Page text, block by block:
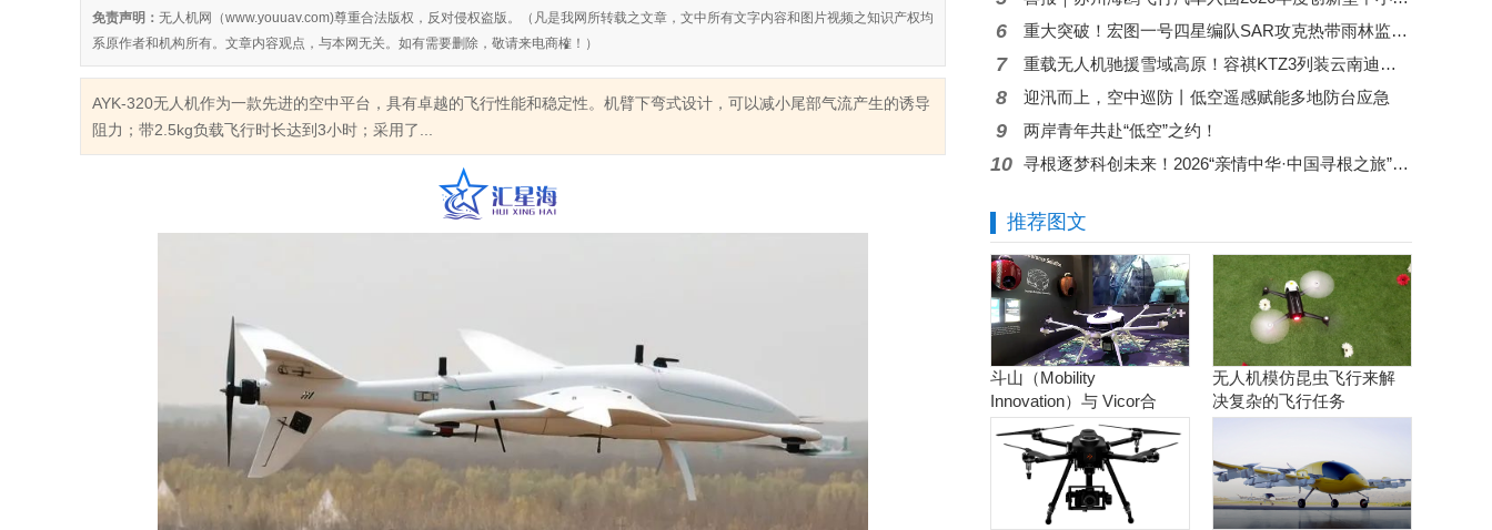
免责声明： 无人机网（www.youuav.com)尊重合法版权，反对侵权盗版。（凡是我网所转载之文章，文中所有文字内容和图片视频之知识产权均
系原作者和机构所有。文章内容观点，与本网无关。如有需要删除，敬请来电商榷！）
AYK-320无人机作为一款先进的空中平台，具有卓越的飞行性能和稳定性。机臂下弯式设计，可以减小尾部气流产生的诱导
阻力；带2.5kg负载飞行时长达到3小时；采用了...
6 重大突破！宏图一号四星编队SAR攻克热带雨林监测难题 国产卫星赋能全球森林碳汇核算
7 重载无人机驰援雪域高原！容祺KTZ3列装云南迪庆消防，科技重塑高原救援新战力
8 迎汛而上，空中巡防丨低空遥感赋能多地防台应急
9 两岸青年共赴“低空”之约！
10 寻根逐梦科创未来！2026“亲情中华·中国寻根之旅”夏令营走进东莞无人机科普基地
推荐图文
斗山（Mobility
Innovation）与 Vicor合
作。实现商用氢燃料电池
无人机
无人机模仿昆虫飞行来解
决复杂的飞行任务